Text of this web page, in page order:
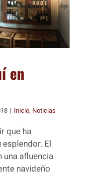
en
| Inicio, Noticias
que ha
El
una afluencia
navideño